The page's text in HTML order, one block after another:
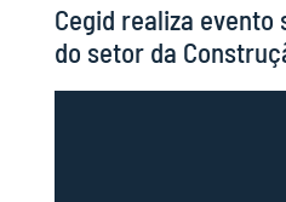
Cegid realiza
do setor da